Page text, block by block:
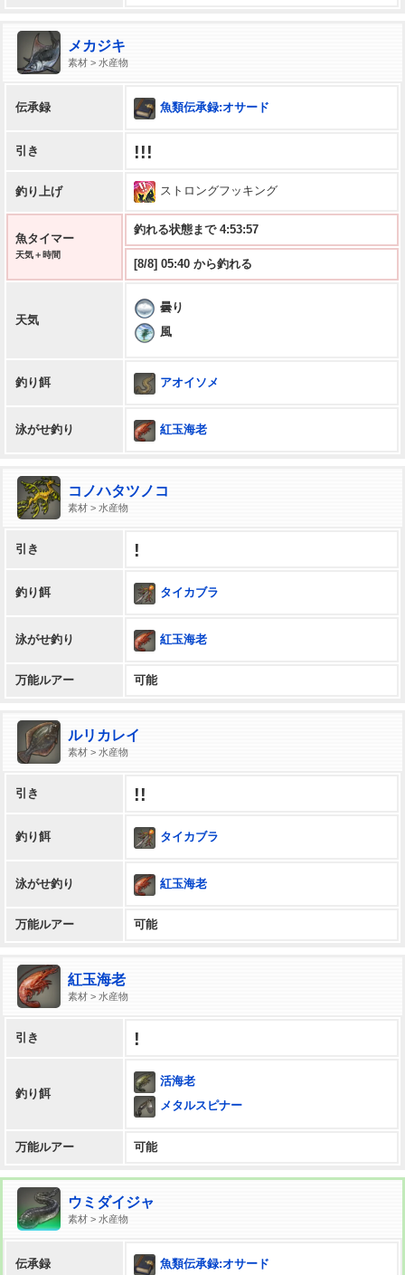
メカジキ
素材 > 水産物
伝承録 魚類伝承録:オサード
引き !!!
釣り上げ ストロングフッキング
魚タイマー
天気＋時間
釣れる状態まで 4:53:56
[8/8] 05:40 から釣れる
天気
曇り
風
釣り餌 アオイソメ
泳がせ釣り 紅玉海老
コノハタツノコ
素材 > 水産物
引き !
釣り餌 タイカブラ
泳がせ釣り 紅玉海老
万能ルアー 可能
ルリカレイ
素材 > 水産物
引き !!
釣り餌 タイカブラ
泳がせ釣り 紅玉海老
万能ルアー 可能
紅玉海老
素材 > 水産物
引き !
釣り餌
活海老
メタルスピナー
万能ルアー 可能
ウミダイジャ
素材 > 水産物
伝承録 魚類伝承録:オサード